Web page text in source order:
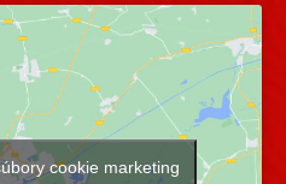
cookie marketing